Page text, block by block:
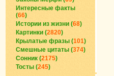
Интересные факты
(66)
Истории из жизни (68)
Картинки (2820)
Крылатые фразы (101)
Смешные цитаты (374)
Сонник (2175)
Тосты (245)